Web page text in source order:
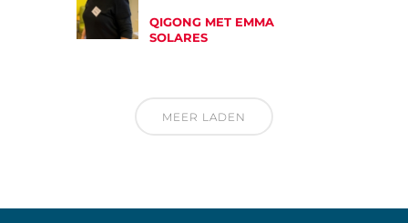
QIGONG MET EMMA
SOLARES
MEER LADEN